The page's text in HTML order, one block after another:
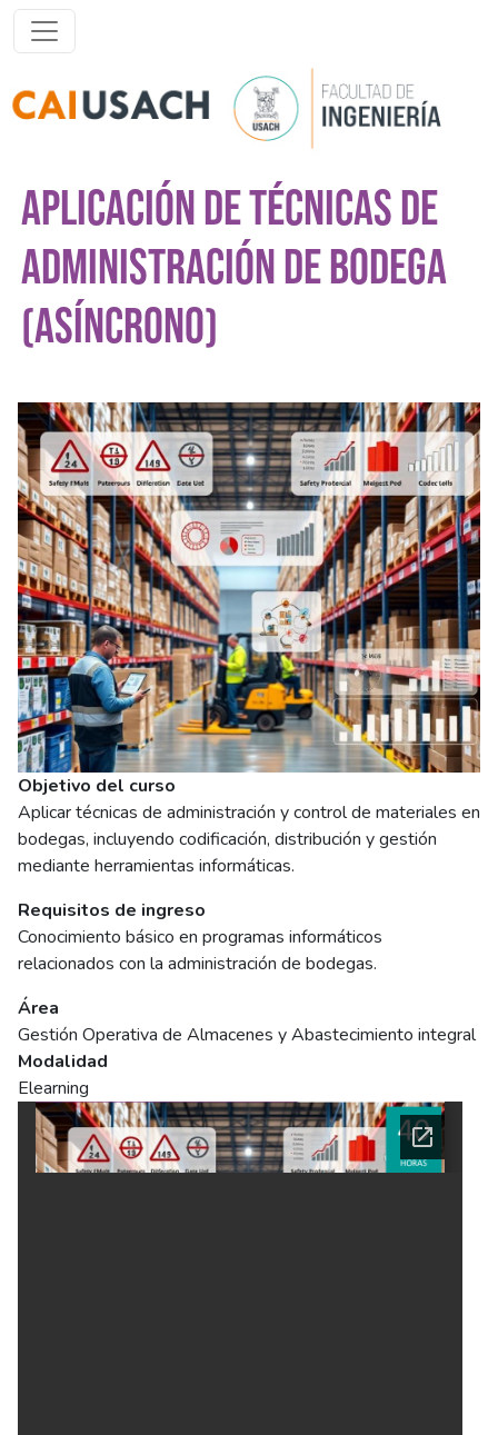
Pasar al contenido principal
APLICACIÓN DE TÉCNICAS DE
ADMINISTRACIÓN DE BODEGA
(ASÍNCRONO)
Imagen del curso
Objetivo del curso
Aplicar técnicas de administración y control de materiales en
bodegas, incluyendo codificación, distribución y gestión
mediante herramientas informáticas.
Requisitos de ingreso
Conocimiento básico en programas informáticos
relacionados con la administración de bodegas.
Área
Gestión Operativa de Almacenes y Abastecimiento integral
Modalidad
Elearning
Ficha del curso